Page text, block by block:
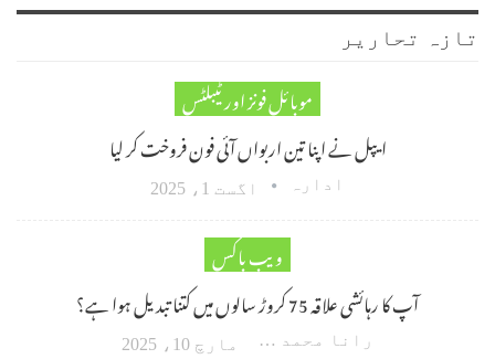
تازہ تحاریر
موبائل فونز اور ٹیبلٹس
ایپل نے اپنا تین اربواں آئی فون فروخت کر لیا
ادارہ اگست 1، 2025
ویب باکس
آپ کا رہائشی علاقہ 75 کروڑ سالوں میں کتنا تبدیل ہوا ہے؟
رانا محمد امین اکبر مارچ 10، 2025